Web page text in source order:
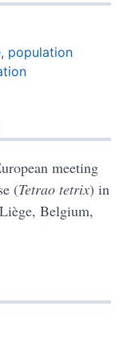
, population
meeting
(Tetrao tetrix) in
Belgium,